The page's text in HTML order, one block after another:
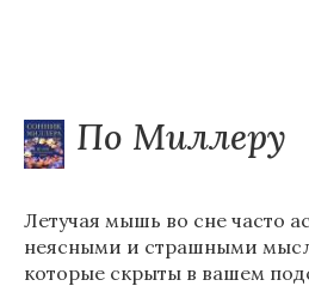
По Миллеру
Летучая мышь во сне часто
неясными и страшными
которые скрыты в вашем